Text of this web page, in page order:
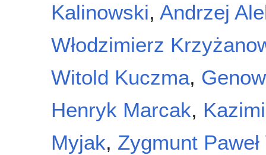
Kalinowski, Andrzej
Włodzimierz
Witold Kuczma,
Henryk Marcak,
Myjak, Zygmunt